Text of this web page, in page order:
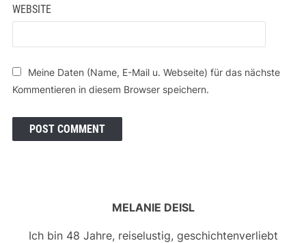
WEBSITE
Meine Daten (Name, E-Mail u. Webseite) für das nächste
Kommentieren in diesem Browser speichern.
MELANIE DEISL
Ich bin 48 Jahre, reiselustig, geschichtenverliebt